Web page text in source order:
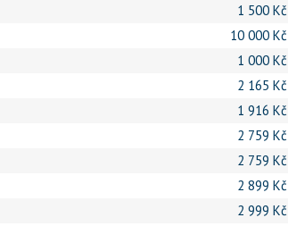
1 500 Kč
10 000 Kč
1 000 Kč
2 165 Kč
1 916 Kč
2 759 Kč
2 759 Kč
2 899 Kč
2 999 Kč